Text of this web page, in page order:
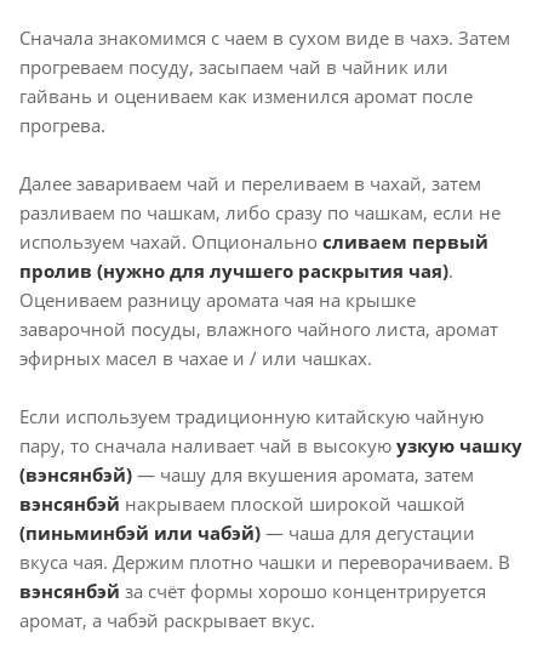
Сначала знакомимся с чаем в сухом виде в чахэ. Затем
прогреваем посуду, засыпаем чай в чайник или
гайвань и оцениваем как изменился аромат после
прогрева.
Далее завариваем чай и переливаем в чахай, затем
разливаем по чашкам, либо сразу по чашкам, если не
используем чахай. Опционально сливаем первый
пролив (нужно для лучшего раскрытия чая).
Оцениваем разницу аромата чая на крышке
заварочной посуды, влажного чайного листа, аромат
эфирных масел в чахае и / или чашках.
Если используем традиционную китайскую чайную
пару, то сначала наливает чай в высокую узкую чашку
(вэнсянбэй) — чашу для вкушения аромата, затем
вэнсянбэй накрываем плоской широкой чашкой
(пиньминбэй или чабэй) — чаша для дегустации
вкуса чая. Держим плотно чашки и переворачиваем. В
вэнсянбэй за счёт формы хорошо концентрируется
аромат, а чабэй раскрывает вкус.